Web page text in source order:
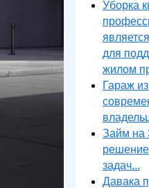
Уборка
для
жилом
Гараж
Займ на
задач...
Давака